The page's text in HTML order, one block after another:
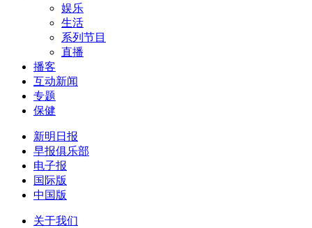
娱乐
生活
系列节目
直播
播客
互动新闻
专题
保健
新明日报
早报俱乐部
电子报
国际版
中国版
关于我们